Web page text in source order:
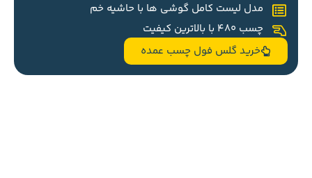
مدل لیست کامل گوشی ها با حاشیه خم
چسب 480 با بالاترین کیفیت
خرید گلس فول چسب عمده